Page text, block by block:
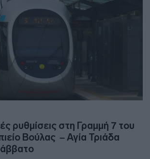
ρυθμίσεις στη Γραμμή 7 του
Βούλας – Αγία Τριάδα